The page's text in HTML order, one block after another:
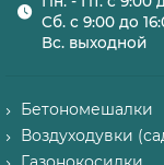
Сб. с 9:00 до
Вс. выходной
Бетономешалки
Воздуходувки